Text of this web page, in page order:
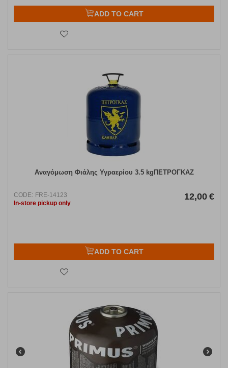
ADD TO CART
Αναγόμωση Φιάλης Υγραερίου 3.5 kgΠΕΤΡΟΓΚΑΖ
CODE: FRE-14123
In-store pickup only
12,00 €
ADD TO CART